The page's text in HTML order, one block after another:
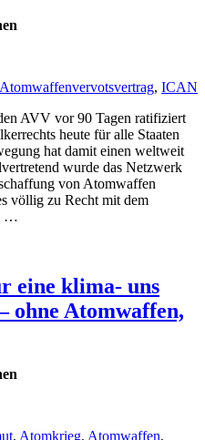
Atomwaffenvervotsvertrag, ICAN
AVV vor 90 Tagen ratifiziert
heute für alle Staaten
hat damit einen weltweit
wurde das Netzwerk
von Atomwaffen
völlig zu Recht mit dem
…
eine klima- uns
ohne Atomwaffen,
, Atomkrieg, Atomwaffen,